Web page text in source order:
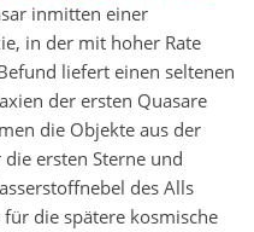
inmitten einer
in der mit hoher Rate
liefert einen seltenen
der ersten Quasare
die Objekte aus der
ersten Sterne und
des Alls
die spätere kosmische